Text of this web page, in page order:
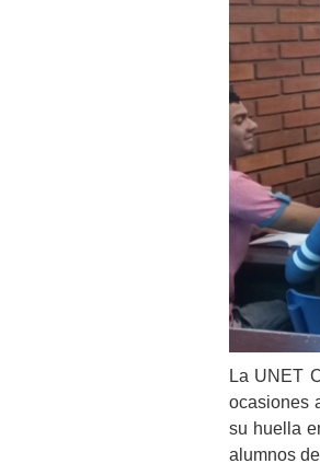
La UNET
ocasiones
su huella
alumnos